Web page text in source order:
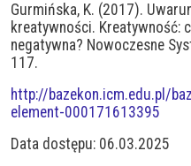
Gurmińska, K. (2017).
kreatywności. Kreatywność:
negatywna? Nowoczesne
117.
http://bazekon.icm.edu.pl/
element-000171613395
Data dostępu: 06.03.2025